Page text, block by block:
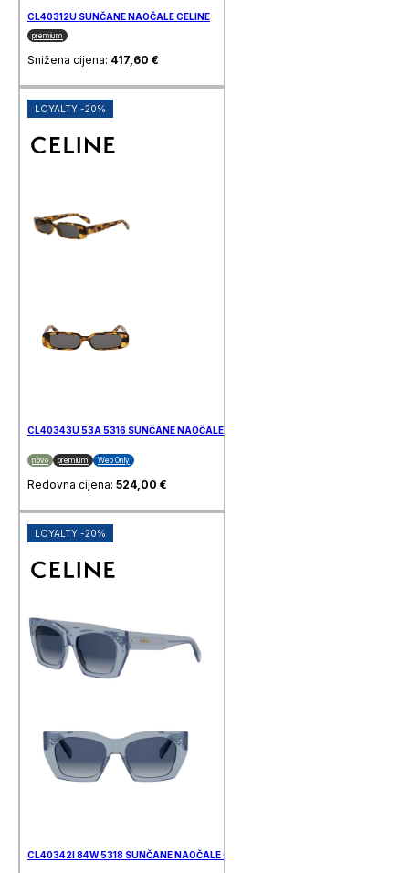
CL40312U SUNČANE NAOČALE CELINE
premium
Snižena cijena: 417,60 €
LOYALTY -20%
CL40343U 53A 5316 SUNČANE NAOČALE CELINE
novo premium Web Only
Redovna cijena: 524,00 €
LOYALTY -20%
CL40342I 84W 5318 SUNČANE NAOČALE CELINE